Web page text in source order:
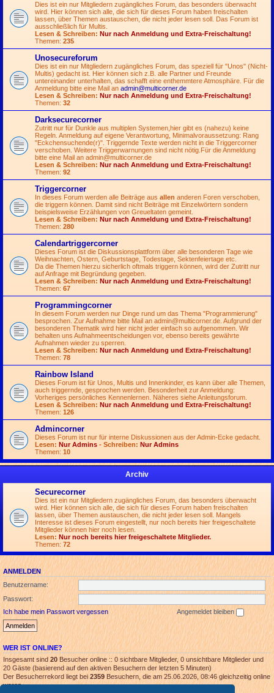
Dies ist ein nur Mitgliedern zugängliches Forum, das besonders überwacht
wird. Hier können sich alle, die sich für dieses Forum haben freischalten
lassen, über Themen austauschen, die nicht jeder lesen soll. Das Forum ist
ausschließlich für Multis.
Lesen & Schreiben: Nur nach Anmeldung und Extra-Freischaltung!
Themen: 235
Unosecureforum
Dies ist ein nur Mitgliedern zugängliches Forum, das speziell für "Unos" (Nicht-
Multis) gedacht ist. Hier können sich z.B. alle Partner und Freunde
untereinander unterhalten, das schafft eine enthemmtere Atmosphäre. Für die
Anmeldung bitte eine Mail an admin@multicorner.de
Lesen & Schreiben: Nur nach Anmeldung und Extra-Freischaltung!
Themen: 32
Darksecurecorner
Zutritt nur für Dunkle aus multiplen Systemen,hier gibt es (nahezu) keine
Regeln. Anmeldung auf eigene Verantwortung, Minimalvoraussetzung: Rang
"Eckchensuchende(r)". Triggernde Texte werden nicht in die Triggercorner
verschoben. Weitere Triggerwarnungen sind nicht nötig.Für die Anmeldung
bitte eine Mail an admin@multicorner.de
Lesen & Schreiben: Nur nach Anmeldung und Extra-Freischaltung!
Themen: 92
Triggercorner
In dieses Forum werden alle Beiträge aus allen anderen Foren verschoben,
die triggern können. Damit sind nicht Beiträge mit Einzelwörtern sondern
beispielsweise Erzählungen von Greueltaten gemeint.
Lesen & Schreiben: Nur nach Anmeldung und Extra-Freischaltung!
Themen: 280
Calendartriggercorner
Dieses Forum ist die Diskussionsplattform über alle besonderen Tage wie
Weihnachten, Ostern, Geburtstage, Todestage, Sektenfeiertage etc.
Da die Themen hierzu sicherlich oftmals triggern können, wird der Zutritt nur
auf Anfrage mit Begründung gegeben.
Lesen & Schreiben: Nur nach Anmeldung und Extra-Freischaltung!
Themen: 67
Programmingcorner
In diesem Forum werden nur Dinge rund um das Thema "Programmierung"
besprochen. Zur Aufnahme bitte Mail an admin@multicorner.de . Aufgrund der
besonderen Thematik wird hier nicht jeder einfach so aufgenommen. Wir
behalten uns Aufnahmeentscheidungen vor, ebenso bereits gewährte
Aufnahmen wieder zu sperren.
Lesen & Schreiben: Nur nach Anmeldung und Extra-Freischaltung!
Themen: 78
Rainbow Island
Dieses Forum ist für Unos, Multis und Innenkinder, es kann über alle Themen,
auch triggernde, gesprochen werden. Besonderheit zur Anmeldung:
Vorheriges persönliches Kennenlernen. Näheres siehe Anleitungsforum.
Lesen & Schreiben: Nur nach Anmeldung und Extra-Freischaltung!
Themen: 126
Admincorner
Dieses Forum ist nur für interne Diskussionen aus der Admin-Ecke gedacht.
Lesen: Nur Admins - Schreiben: Nur Admins
Themen: 10
Archiv
Securecorner
Dies ist ein nur Mitgliedern zugängliches Forum, das besonders überwacht
wird. Hier können sich alle, die sich für dieses Forum haben freischalten
lassen, über Themen austauschen, die nicht jeder lesen soll. Mangels
Interesse ist dieses Forum eingestellt, nur noch bereits hier freigeschaltete
Mitglieder können hier noch lesen.
Lesen: Nur noch bereits hier freigeschaltete Mitglieder.
Themen: 72
ANMELDEN
Benutzername:
Passwort:
Ich habe mein Passwort vergessen
Angemeldet bleiben
WER IST ONLINE?
Insgesamt sind20Besucher online :: 0 sichtbare Mitglieder, 0 unsichtbare Mitglieder und
20 Gäste (basierend auf den aktiven Besuchern der letzten 5 Minuten)
Der Besucherrekord liegt bei2359Besuchern, die am 25.06.2026, 08:46 gleichzeitig online
waren.